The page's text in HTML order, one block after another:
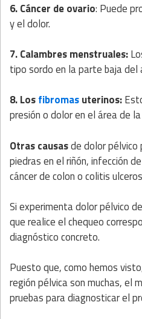
6. Cáncer de ovario: Puede
y el dolor.
7. Calambres menstruales:
tipo sordo en la parte baja del
8. Losfibromasuterinos:
presión o dolor en el área de
Otras causasde dolor
piedras en el riñón, infección
cáncer de colon o colitis
Si experimenta dolor pélvico
que realice el chequeo
diagnóstico concreto.
Puesto que, como hemos
región pélvica son muchas, el
pruebas para diagnosticar el